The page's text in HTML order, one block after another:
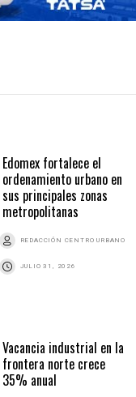
Edomex fortalece el
ordenamiento urbano en
sus principales zonas
metropolitanas
REDACCIÓN CENTRO URBANO
JULIO 31, 2026
Vacancia industrial en la
frontera norte crece
35% anual